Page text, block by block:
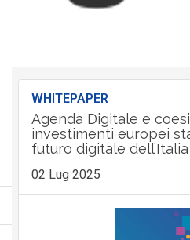
WHITEPAPER
Agenda Digitale e
investimenti europei
futuro digitale dell’Italia
02 Lug 2025